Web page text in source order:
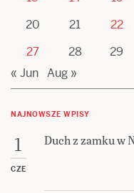
20
21 22
27
28 29
« Jun Aug »
NAJNOWSZE WPISY
1
CZE
Duch z zamku w